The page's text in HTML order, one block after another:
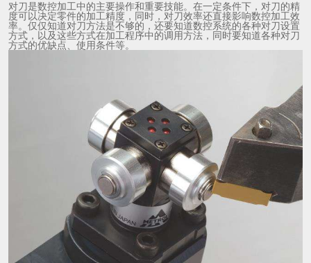
对刀是数控加工中的主要操作和重要技能。在一定条件下，对刀的精
度可以决定零件的加工精度，同时，对刀效率还直接影响数控加工效
率。仅仅知道对刀方法是不够的，还要知道数控系统的各种对刀设置
方式，以及这些方式在加工程序中的调用方法，同时要知道各种对刀
方式的优缺点、使用条件等。